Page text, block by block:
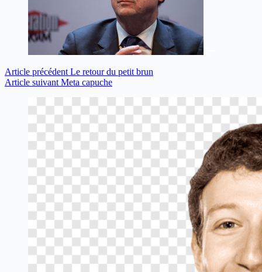
Article précédent Le retour du petit brun
Article suivant Meta capuche